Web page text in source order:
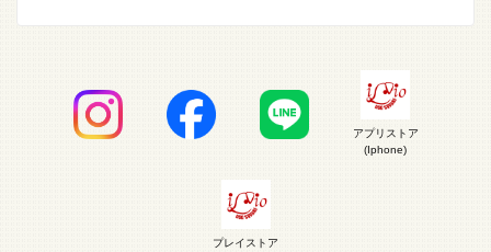
アプリストア
(Iphone)
プレイストア